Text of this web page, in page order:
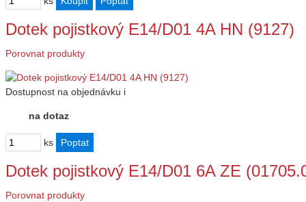
Dotek pojistkový E14/D01 4A HN (9127)
Porovnat produkty
Dostupnost na objednávku i
na dotaz
ks
Dotek pojistkový E14/D01 6A ZE
Porovnat produkty